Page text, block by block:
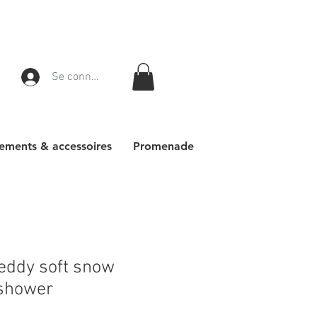
Se connecter
& accessoires Promenade
soft snow